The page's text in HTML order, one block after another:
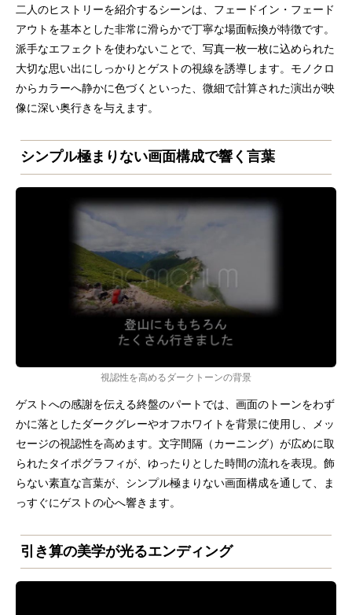
二人のヒストリーを紹介するシーンは、フェードイン・フェード
アウトを基本とした非常に滑らかで丁寧な場面転換が特徴です。
派手なエフェクトを使わないことで、写真一枚一枚に込められた
大切な思い出にしっかりとゲストの視線を誘導します。モノクロ
からカラーへ静かに色づくといった、微細で計算された演出が映
像に深い奥行きを与えます。
シンプル極まりない画面構成で響く言葉
視認性を高めるダークトーンの背景
ゲストへの感謝を伝える終盤のパートでは、画面のトーンをわず
かに落としたダークグレーやオフホワイトを背景に使用し、メッ
セージの視認性を高めます。文字間隔（カーニング）が広めに取
られたタイポグラフィが、ゆったりとした時間の流れを表現。飾
らない素直な言葉が、シンプル極まりない画面構成を通して、ま
っすぐにゲストの心へ響きます。
引き算の美学が光るエンディング